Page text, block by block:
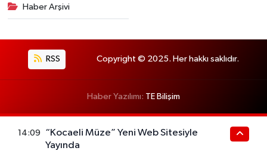
Haber Arşivi
RSS Copyright © 2025. Her hakkı saklıdır.
Haber Yazılımı: TE Bilişim
14:09
“Kocaeli Müze” Yeni Web Sitesiyle
Yayında